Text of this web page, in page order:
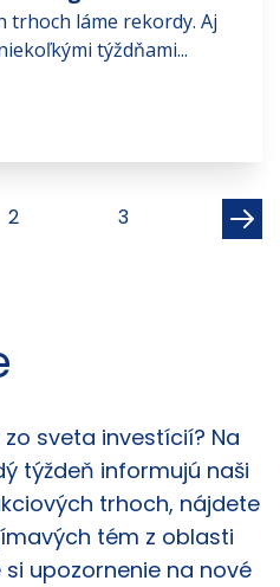
trhoch láme rekordy. Aj
týždňami...
2 3
sveta investícií? Na
týždeň informujú naši
trhoch, nájdete
tém z oblasti
upozornenie na nové